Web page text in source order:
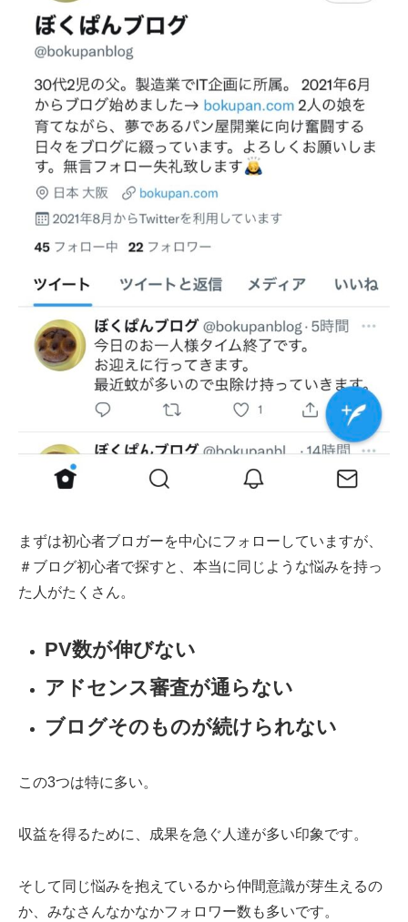
まずは初心者ブロガーを中心にフォローしていますが、
＃ブログ初心者で探すと、本当に同じような悩みを持っ
た人がたくさん。
PV数が伸びない
アドセンス審査が通らない
ブログそのものが続けられない
この3つは特に多い。
収益を得るために、成果を急ぐ人達が多い印象です。
そして同じ悩みを抱えているから仲間意識が芽生えるの
か、みなさんなかなかフォロワー数も多いです。